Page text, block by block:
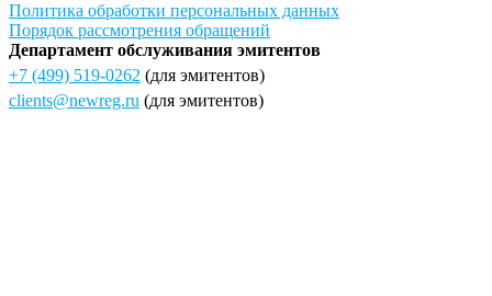
Политика обработки персональных данных
Порядок рассмотрения обращений
Департамент обслуживания эмитентов
+7 (499) 519-0262 (для эмитентов)
clients@newreg.ru (для эмитентов)